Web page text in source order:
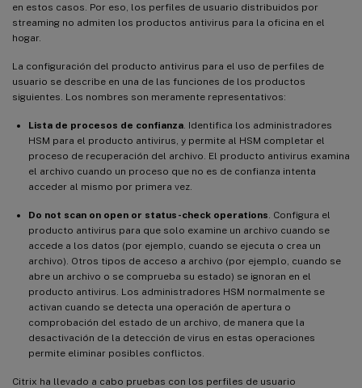
en estos casos. Por eso, los perfiles de usuario distribuidos por
streaming no admiten los productos antivirus para la oficina en el
hogar.
La configuración del producto antivirus para el uso de perfiles de
usuario se describe en una de las funciones de los productos
siguientes. Los nombres son meramente representativos:
Lista de procesos de confianza . Identifica los administradores
HSM para el producto antivirus, y permite al HSM completar el
proceso de recuperación del archivo. El producto antivirus examina
el archivo cuando un proceso que no es de confianza intenta
acceder al mismo por primera vez.
Do not scan on open or status-check operations . Configura el
producto antivirus para que solo examine un archivo cuando se
accede a los datos (por ejemplo, cuando se ejecuta o crea un
archivo). Otros tipos de acceso a archivo (por ejemplo, cuando se
abre un archivo o se comprueba su estado) se ignoran en el
producto antivirus. Los administradores HSM normalmente se
activan cuando se detecta una operación de apertura o
comprobación del estado de un archivo, de manera que la
desactivación de la detección de virus en estas operaciones
permite eliminar posibles conflictos.
Citrix ha llevado a cabo pruebas con los perfiles de usuario